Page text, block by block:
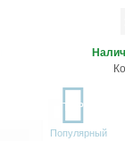
TOP
Популярный